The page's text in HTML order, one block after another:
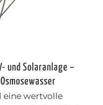
und Solaranlage –
eine wertvolle